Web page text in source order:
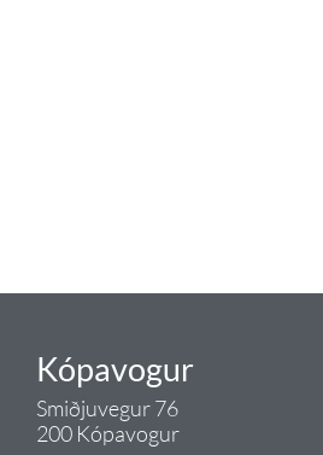
Kópavogur
Smiðjuvegur 76
200 Kópavogur